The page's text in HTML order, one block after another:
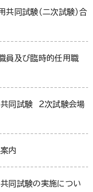
同試験（二次試験）合
員及び臨時的任用職
同試験 ２次試験会場
内
同試験の実施につい